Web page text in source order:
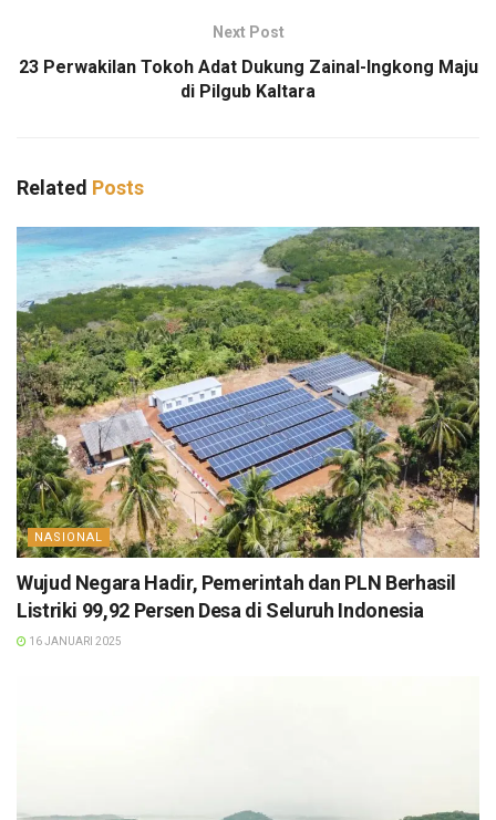
Next Post
23 Perwakilan Tokoh Adat Dukung Zainal-Ingkong Maju
di Pilgub Kaltara
Related Posts
NASIONAL
Wujud Negara Hadir, Pemerintah dan PLN Berhasil
Listriki 99,92 Persen Desa di Seluruh Indonesia
16 JANUARI 2025